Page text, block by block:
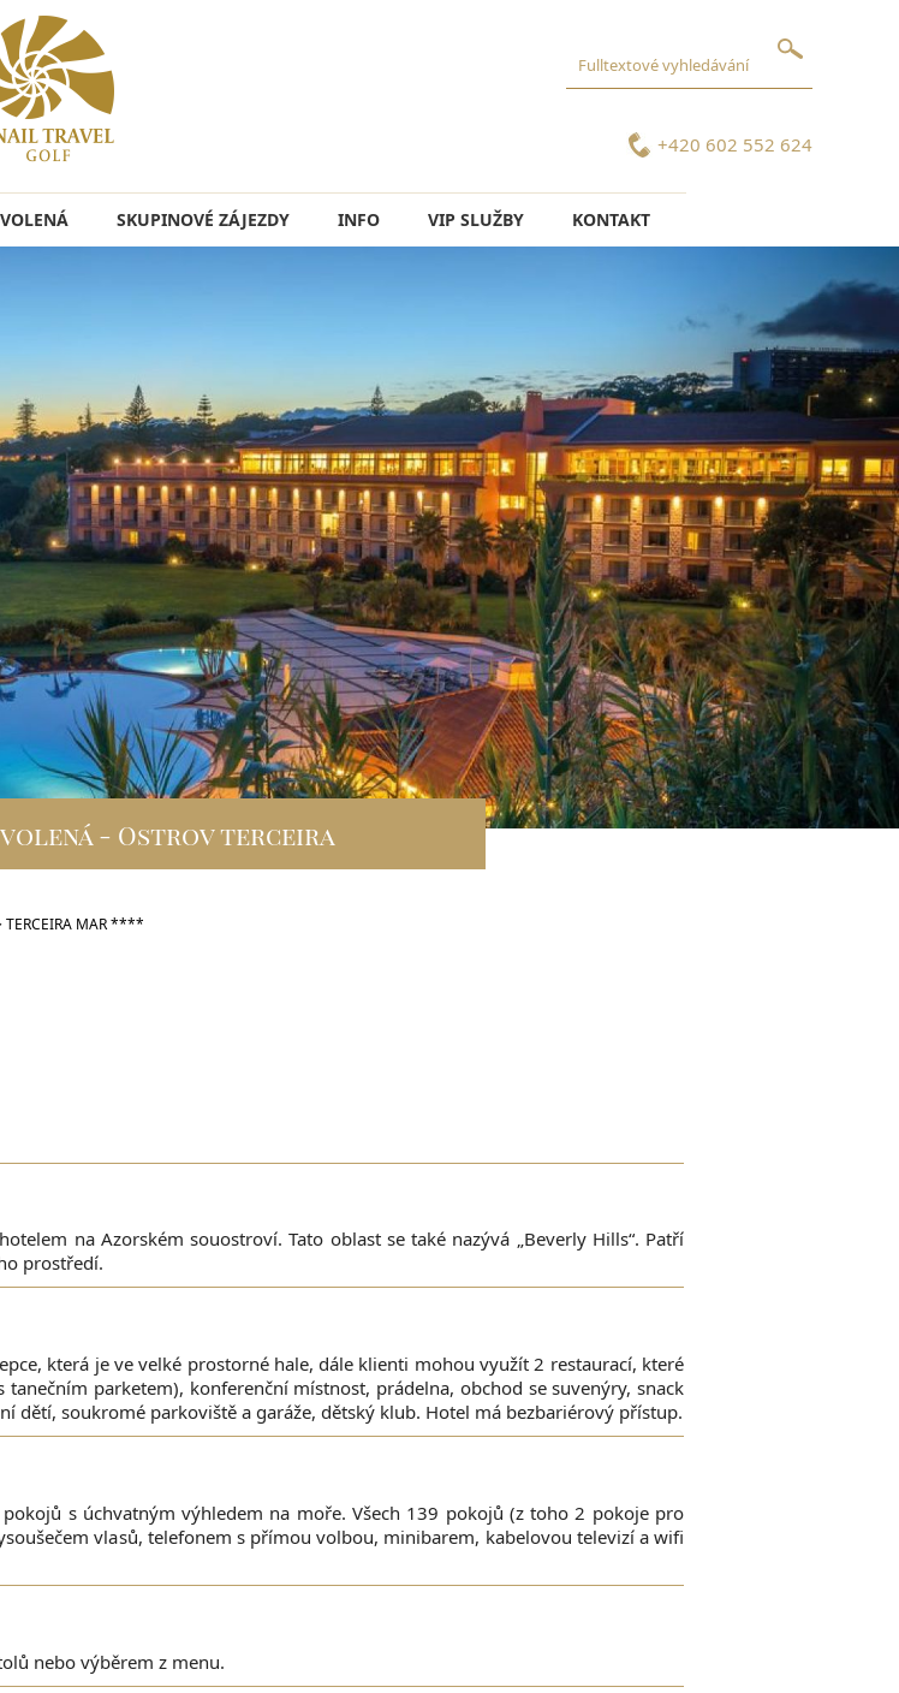
+420 602 552 624
SKUPINOVÉ ZÁJEZDY INFO VIP SLUŽBY KONTAKT
- Ostrov terceira
TERCEIRA MAR ****
na Azorském souostroví. Tato oblast se také nazývá „Beverly Hills“. Patří
prostředí.
která je ve velké prostorné hale, dále klienti mohou využít 2 restaurací, které
parketem), konferenční místnost, prádelna, obchod se suvenýry, snack
dětí, soukromé parkoviště a garáže, dětský klub. Hotel má bezbariérový přístup.
s úchvatným výhledem na moře. Všech 139 pokojů (z toho 2 pokoje pro
vlasů, telefonem s přímou volbou, minibarem, kabelovou televizí a wifi
nebo výběrem z menu.